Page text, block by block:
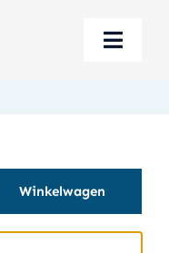
Toggle
Winkelwagen